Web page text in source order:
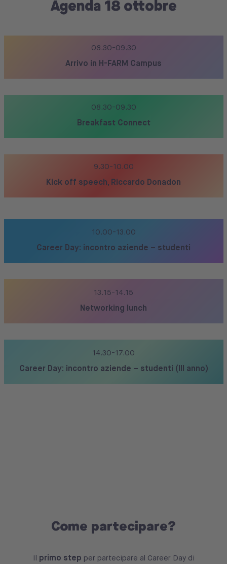
Agenda 18 ottobre
08.30-09.30
Arrivo in H-FARM Campus
08.30-09.30
Breakfast Connect
9.30-10.00
Kick off speech, Riccardo Donadon
10.00-13.00
Career Day: incontro aziende – studenti
13.15-14.15
Networking lunch
14.30-17.00
Career Day: incontro aziende – studenti (III anno)
Come partecipare?
Il primo step per partecipare al Career Day di